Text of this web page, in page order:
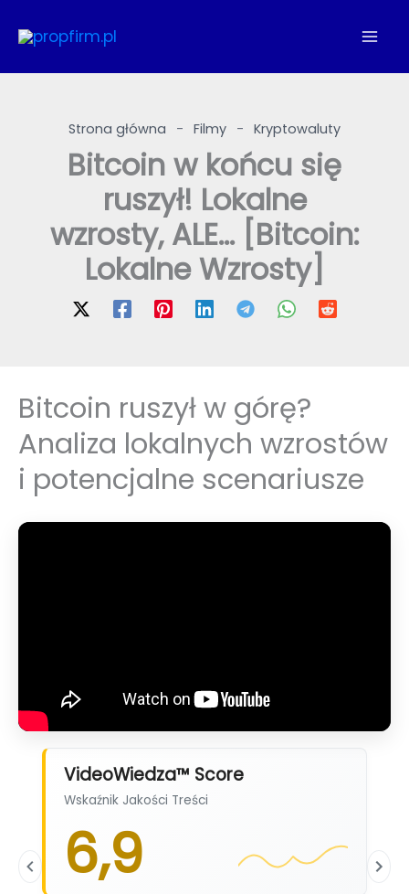
do
Strona główna - Filmy - Kryptowaluty
Bitcoin w końcu się
ruszył! Lokalne
wzrosty, ALE… [Bitcoin:
Lokalne Wzrosty]
Bitcoin ruszył w górę?
Analiza lokalnych wzrostów
i potencjalne scenariusze
VideoWiedza™ Score
Wskaźnik Jakości Treści
6,9